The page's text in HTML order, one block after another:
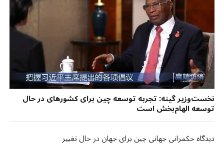
نخست‌وزیر گینه: تجربه توسعه چین برای کشورهای در حال
توسعه الهام‌بخش است
دیدگاه حکمرانی جهانی چین برای جهان در حال تغییر